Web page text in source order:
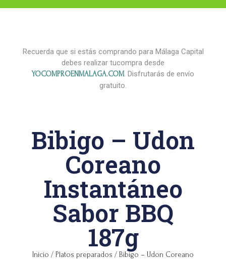
Recuerda que si estás comprando para Málaga Capital
debes realizar tucompra desde
YOCOMPROENMALAGA.COM. Disfrutarás de envío
gratuito.
Bibigo – Udon
Coreano
Instantáneo
Sabor BBQ
187g
Inicio / Platos preparados / Bibigo – Udon Coreano